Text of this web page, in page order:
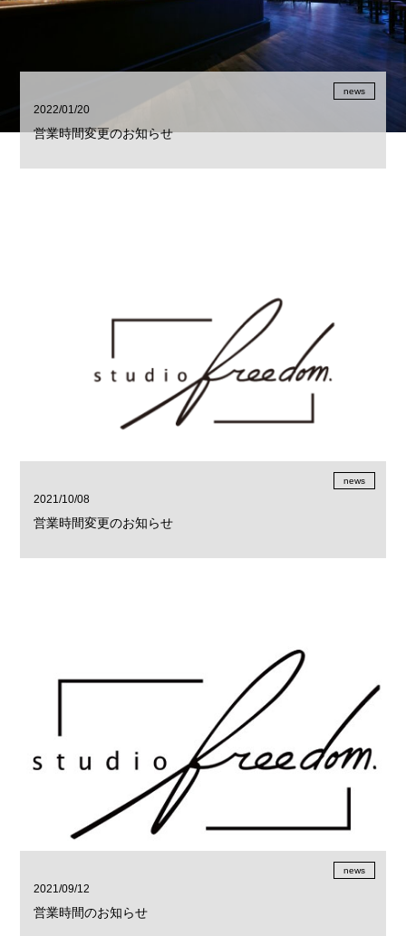
news
2022/01/20
営業時間変更のお知らせ
news
2021/10/08
営業時間変更のお知らせ
news
2021/09/12
営業時間のお知らせ